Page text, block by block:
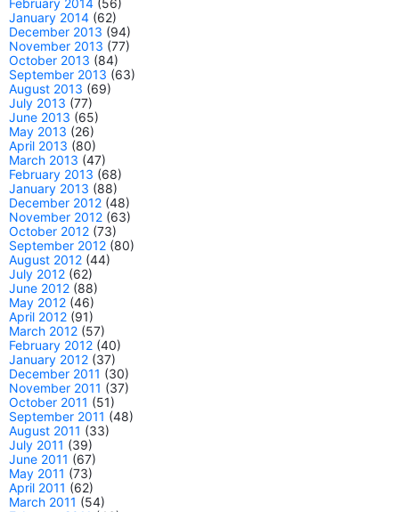
February 2014 (56)
January 2014 (62)
December 2013 (94)
November 2013 (77)
October 2013 (84)
September 2013 (63)
August 2013 (69)
July 2013 (77)
June 2013 (65)
May 2013 (26)
April 2013 (80)
March 2013 (47)
February 2013 (68)
January 2013 (88)
December 2012 (48)
November 2012 (63)
October 2012 (73)
September 2012 (80)
August 2012 (44)
July 2012 (62)
June 2012 (88)
May 2012 (46)
April 2012 (91)
March 2012 (57)
February 2012 (40)
January 2012 (37)
December 2011 (30)
November 2011 (37)
October 2011 (51)
September 2011 (48)
August 2011 (33)
July 2011 (39)
June 2011 (67)
May 2011 (73)
April 2011 (62)
March 2011 (54)